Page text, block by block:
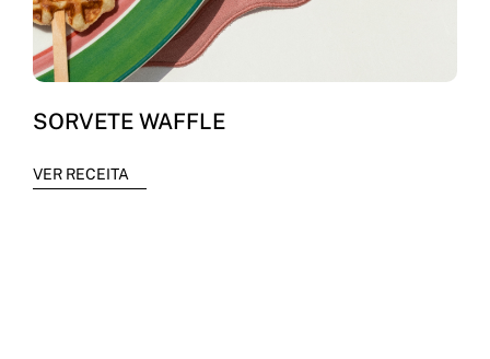
SORVETE WAFFLE
VER RECEITA